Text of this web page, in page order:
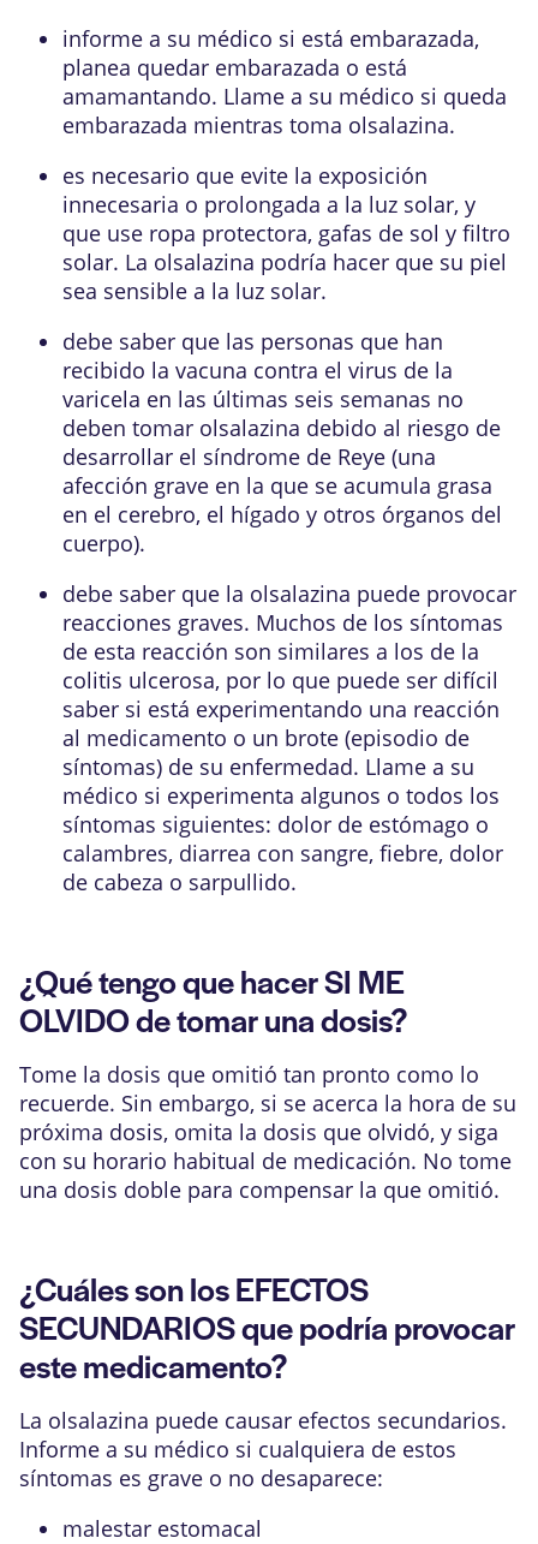
informe a su médico si está embarazada,
planea quedar embarazada o está
amamantando. Llame a su médico si queda
embarazada mientras toma olsalazina.
es necesario que evite la exposición
innecesaria o prolongada a la luz solar, y
que use ropa protectora, gafas de sol y filtro
solar. La olsalazina podría hacer que su piel
sea sensible a la luz solar.
debe saber que las personas que han
recibido la vacuna contra el virus de la
varicela en las últimas seis semanas no
deben tomar olsalazina debido al riesgo de
desarrollar el síndrome de Reye (una
afección grave en la que se acumula grasa
en el cerebro, el hígado y otros órganos del
cuerpo).
debe saber que la olsalazina puede provocar
reacciones graves. Muchos de los síntomas
de esta reacción son similares a los de la
colitis ulcerosa, por lo que puede ser difícil
saber si está experimentando una reacción
al medicamento o un brote (episodio de
síntomas) de su enfermedad. Llame a su
médico si experimenta algunos o todos los
síntomas siguientes: dolor de estómago o
calambres, diarrea con sangre, fiebre, dolor
de cabeza o sarpullido.
¿Qué tengo que hacer SI ME
OLVIDO de tomar una dosis?
Tome la dosis que omitió tan pronto como lo
recuerde. Sin embargo, si se acerca la hora de su
próxima dosis, omita la dosis que olvidó, y siga
con su horario habitual de medicación. No tome
una dosis doble para compensar la que omitió.
¿Cuáles son los EFECTOS
SECUNDARIOS que podría provocar
este medicamento?
La olsalazina puede causar efectos secundarios.
Informe a su médico si cualquiera de estos
síntomas es grave o no desaparece:
malestar estomacal